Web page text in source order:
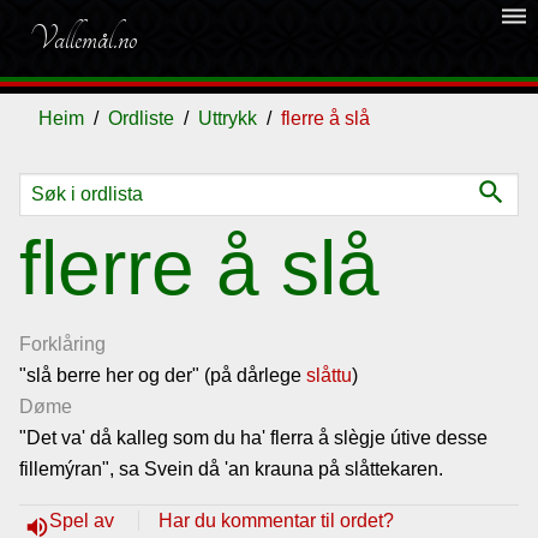
Vallemål.no
dehaze
Heim Ordliste Uttrykk flerre å slå
search
flerre å slå
Forklåring
"slå berre her og der" (på dårlege slåttu)
Døme
"Det va' då kalleg som du ha' flerra å slègje útive desse
fillemýran", sa Svein då 'an krauna på slåttekaren.
volume_upSpel av Har du kommentar til ordet?
Ordliste
Om
vallemålet
Gjestebok